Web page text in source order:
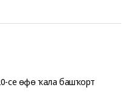
се өфө ҡала башҡорт